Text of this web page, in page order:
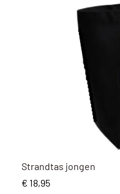
Strandtas jongen
Prijs
€ 18,95